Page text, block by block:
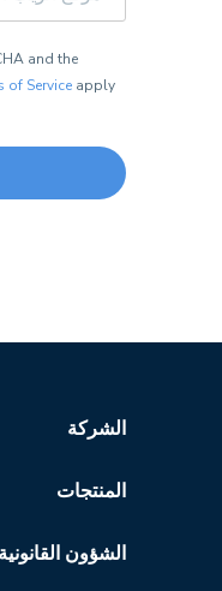
and the
of Service apply.
الشركة
المنتجات
الشؤون القانونية